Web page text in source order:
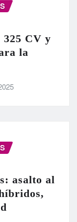
CV y
la
asalto al